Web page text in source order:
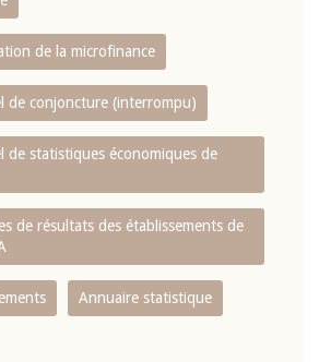
de la microfinance
de conjoncture (interrompu)
de statistiques économiques de
de résultats des établissements de
Annuaire statistique